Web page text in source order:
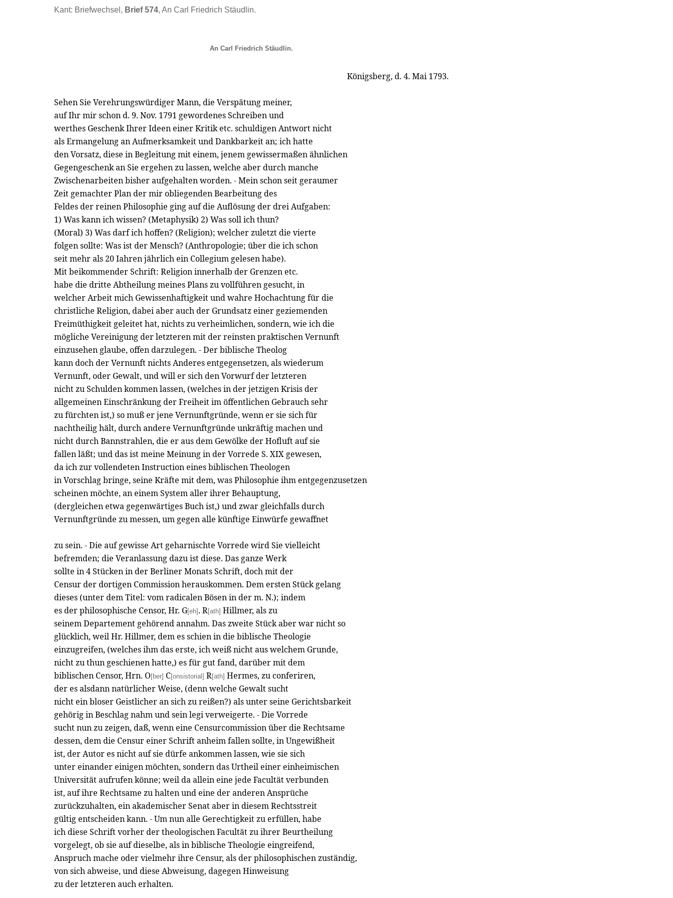
Kant: Briefwechsel, Brief 574, An Carl Friedrich Stäudlin.
An Carl Friedrich Stäudlin.
Königsberg, d. 4. Mai 1793.
Sehen Sie Verehrungswürdiger Mann, die Verspätung meiner,
auf Ihr mir schon d. 9. Nov. 1791 gewordenes Schreiben und
werthes Geschenk Ihrer Ideen einer Kritik etc. schuldigen Antwort nicht
als Ermangelung an Aufmerksamkeit und Dankbarkeit an; ich hatte
den Vorsatz, diese in Begleitung mit einem, jenem gewissermaßen ähnlichen
Gegengeschenk an Sie ergehen zu lassen, welche aber durch manche
Zwischenarbeiten bisher aufgehalten worden. - Mein schon seit geraumer
Zeit gemachter Plan der mir obliegenden Bearbeitung des
Feldes der reinen Philosophie ging auf die Auflösung der drei Aufgaben:
1) Was kann ich wissen? (Metaphysik) 2) Was soll ich thun?
(Moral) 3) Was darf ich hoffen? (Religion); welcher zuletzt die vierte
folgen sollte: Was ist der Mensch? (Anthropologie; über die ich schon
seit mehr als 20 Iahren jährlich ein Collegium gelesen habe).
Mit beikommender Schrift: Religion innerhalb der Grenzen etc.
habe die dritte Abtheilung meines Plans zu vollführen gesucht, in
welcher Arbeit mich Gewissenhaftigkeit und wahre Hochachtung für die
christliche Religion, dabei aber auch der Grundsatz einer geziemenden
Freimüthigkeit geleitet hat, nichts zu verheimlichen, sondern, wie ich die
mögliche Vereinigung der letzteren mit der reinsten praktischen Vernunft
einzusehen glaube, offen darzulegen. - Der biblische Theolog
kann doch der Vernunft nichts Anderes entgegensetzen, als wiederum
Vernunft, oder Gewalt, und will er sich den Vorwurf der letzteren
nicht zu Schulden kommen lassen, (welches in der jetzigen Krisis der
allgemeinen Einschränkung der Freiheit im öffentlichen Gebrauch sehr
zu fürchten ist,) so muß er jene Vernunftgründe, wenn er sie sich für
nachtheilig hält, durch andere Vernunftgründe unkräftig machen und
nicht durch Bannstrahlen, die er aus dem Gewölke der Hofluft auf sie
fallen läßt; und das ist meine Meinung in der Vorrede S. XIX gewesen,
da ich zur vollendeten Instruction eines biblischen Theologen
in Vorschlag bringe, seine Kräfte mit dem, was Philosophie ihm entgegenzusetzen
scheinen möchte, an einem System aller ihrer Behauptung,
(dergleichen etwa gegenwärtiges Buch ist,) und zwar gleichfalls durch
Vernunftgründe zu messen, um gegen alle künftige Einwürfe gewaffnet
zu sein. - Die auf gewisse Art geharnischte Vorrede wird Sie vielleicht
befremden; die Veranlassung dazu ist diese. Das ganze Werk
sollte in 4 Stücken in der Berliner Monats Schrift, doch mit der
Censur der dortigen Commission herauskommen. Dem ersten Stück gelang
dieses (unter dem Titel: vom radicalen Bösen in der m. N.); indem
es der philosophische Censor, Hr. G[eh] . R[ath] Hillmer, als zu
seinem Departement gehörend annahm. Das zweite Stück aber war nicht so
glücklich, weil Hr. Hillmer, dem es schien in die biblische Theologie
einzugreifen, (welches ihm das erste, ich weiß nicht aus welchem Grunde,
nicht zu thun geschienen hatte,) es für gut fand, darüber mit dem
biblischen Censor, Hrn. O [ber] C[onsistorial] R[ath] Hermes, zu conferiren,
der es alsdann natürlicher Weise, (denn welche Gewalt sucht
nicht ein bloser Geistlicher an sich zu reißen?) als unter seine Gerichtsbarkeit
gehörig in Beschlag nahm und sein legi verweigerte. - Die Vorrede
sucht nun zu zeigen, daß, wenn eine Censurcommission über die Rechtsame
dessen, dem die Censur einer Schrift anheim fallen sollte, in Ungewißheit
ist, der Autor es nicht auf sie dürfe ankommen lassen, wie sie sich
unter einander einigen möchten, sondern das Urtheil einer einheimischen
Universität aufrufen könne; weil da allein eine jede Facultät verbunden
ist, auf ihre Rechtsame zu halten und eine der anderen Ansprüche
zurückzuhalten, ein akademischer Senat aber in diesem Rechtsstreit
gültig entscheiden kann. - Um nun alle Gerechtigkeit zu erfüllen, habe
ich diese Schrift vorher der theologischen Facultät zu ihrer Beurtheilung
vorgelegt, ob sie auf dieselbe, als in biblische Theologie eingreifend,
Anspruch mache oder vielmehr ihre Censur, als der philosophischen zuständig,
von sich abweise, und diese Abweisung, dagegen Hinweisung
zu der letzteren auch erhalten.